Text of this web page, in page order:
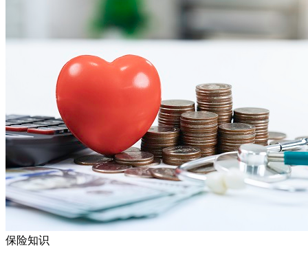
保险知识